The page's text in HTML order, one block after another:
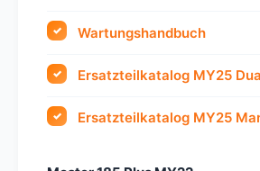
Wartungshandbuch
Ersatzteilkatalog MY25
Ersatzteilkatalog MY25